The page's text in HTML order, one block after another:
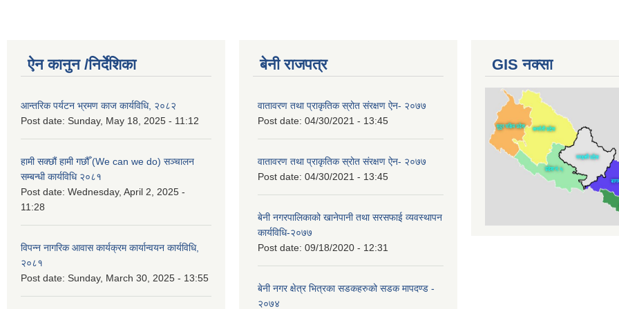
ऐन कानुन /निर्देशिका
आन्तरिक पर्यटन भ्रमण काज कार्यविधि, २०८२
Post date: Sunday, May 18, 2025 - 11:12
हामी सक्छौं हामी गछौँ (We can we do) सञ्चालन
सम्बन्धी कार्यविधि २०८१
Post date: Wednesday, April 2, 2025 -
11:28
विपन्न नागरिक आवास कार्यक्रम कार्यान्वयन कार्यविधि,
२०८१
Post date: Sunday, March 30, 2025 - 13:55
बेनी राजपत्र
वातावरण तथा प्राकृतिक स्रोत संरक्षण ऐन- २०७७
Post date: 04/30/2021 - 13:45
वातावरण तथा प्राकृतिक स्रोत संरक्षण ऐन- २०७७
Post date: 04/30/2021 - 13:45
बेनी नगरपालिकाको खानेपानी तथा सरसफाई व्यवस्थापन
कार्यविधि-२०७७
Post date: 09/18/2020 - 12:31
बेनी नगर क्षेत्र भित्रका सडकहरुको सडक मापदण्ड -
२०७४
GIS नक्सा